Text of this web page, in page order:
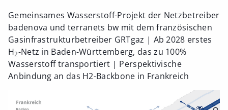
Gemeinsames Wasserstoff-Projekt der Netzbetreiber
badenova und terranets bw mit dem französischen
Gasinfrastrukturbetreiber GRTgaz | Ab 2028 erstes
H2-Netz in Baden-Württemberg, das zu 100%
Wasserstoff transportiert | Perspektivische
Anbindung an das H2-Backbone in Frankreich